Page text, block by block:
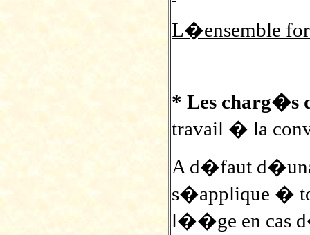
L�ensemble
* Les charg�s
travail � la
A d�faut
s�applique �
l��ge en cas